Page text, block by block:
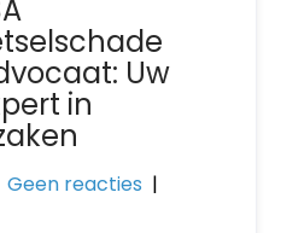
Uw
in
Geen reacties |